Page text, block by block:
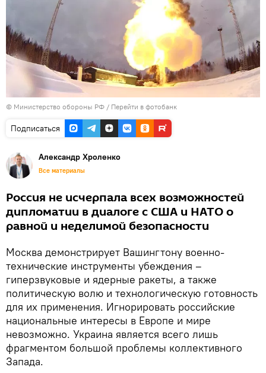
© Министерство обороны РФ / Перейти в фотобанк
Подписаться
Александр Хроленко
Все материалы
Россия не исчерпала всех возможностей
дипломатии в диалоге с США и НАТО о
равной и неделимой безопасности
Москва демонстрирует Вашингтону военно-
технические инструменты убеждения –
гиперзвуковые и ядерные ракеты, а также
политическую волю и технологическую готовность
для их применения. Игнорировать российские
национальные интересы в Европе и мире
невозможно. Украина является всего лишь
фрагментом большой проблемы коллективного
Запада.